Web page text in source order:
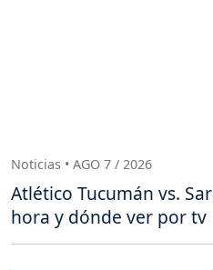
Noticias • AGO 7 / 2026
Atlético Tucumán vs.
hora y dónde ver por tv